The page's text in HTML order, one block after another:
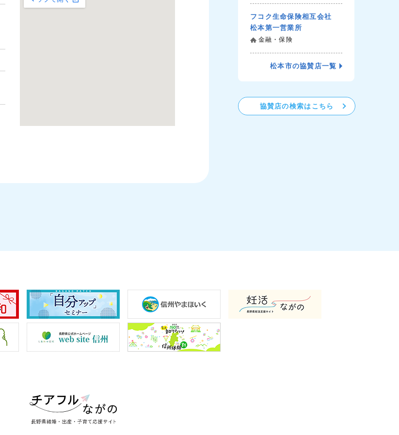
フコク生命保険相互会社
松本第一営業所
金融・保険
松本市の協賛店一覧
協賛店の検索はこちら